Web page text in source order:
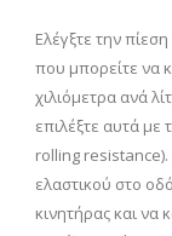
Ελέγξτε την
που μπορείτε να
χιλιόμετρα ανά
επιλέξτε αυτά με
rolling resistance).
ελαστικού στο
κινητήρας και να